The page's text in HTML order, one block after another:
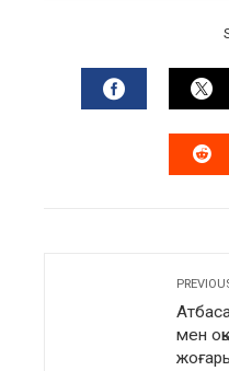
FACEBOOK
мен